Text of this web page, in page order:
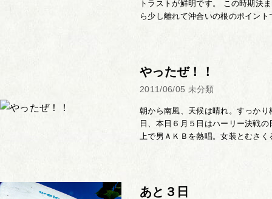
トラストが鮮明です。 この時期決
ら少し離れて沖合いの根のポイン
やったぜ！！
2011/06/05 未分類
朝から南風、天候は晴れ。すっか
日、本日６月５日はハーリー決戦
上で男ＡＫＢを熱唱。女装とむさ
あと３日